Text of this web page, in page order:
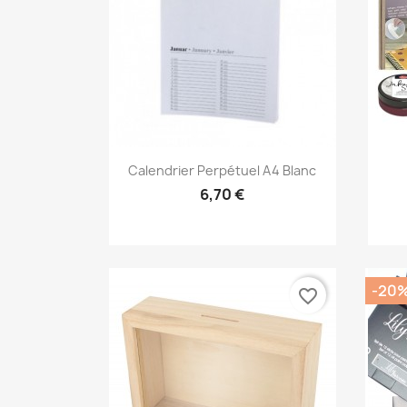
Aperçu rapide
Calendrier Perpétuel A4 Blanc
6,70 €
favorite_border -